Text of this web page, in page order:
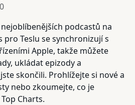
podcastů na
pro Teslu se synchronizují s
Apple, takže můžete
ukládat epizody a
skončili. Prohlížejte si nové a
nebo zkoumejte, co je
Charts.